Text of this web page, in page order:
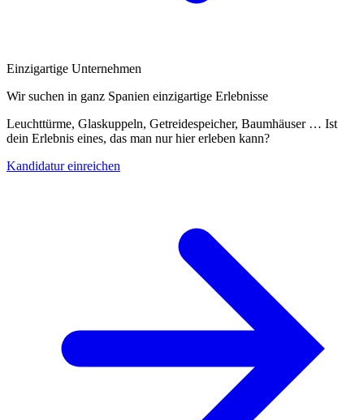
Einzigartige Unternehmen
Wir suchen in ganz Spanien einzigartige Erlebnisse
Leuchttürme, Glaskuppeln, Getreidespeicher, Baumhäuser … Ist
dein Erlebnis eines, das man nur hier erleben kann?
Kandidatur einreichen